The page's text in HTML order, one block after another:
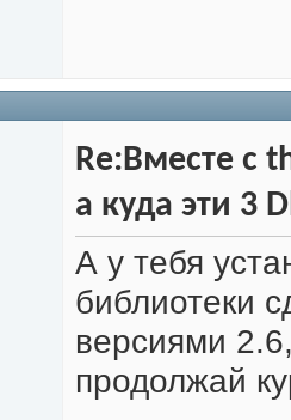
Re:Вместе с
а куда эти 3
А у тебя
библиотеки
версиями
продолжай